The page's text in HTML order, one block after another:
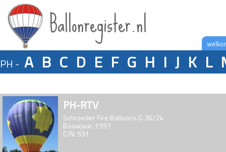
Ballonregister.nl
PH - A B C D E F G H I J K L
PH-RTV
Schroeder Fire Balloons G 36/24
Bouwjaar: 1997
C/N: 591